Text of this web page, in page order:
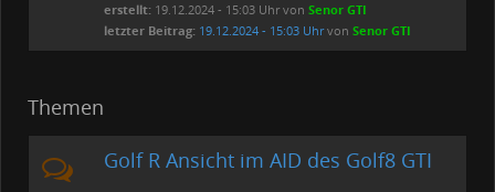
erstellt:19.12.2024 - 15:03 Uhr von Senor GTI
letzter Beitrag: 19.12.2024 - 15:03 Uhrvon Senor GTI
Themen
Golf R Ansicht im AID des Golf8 GTI